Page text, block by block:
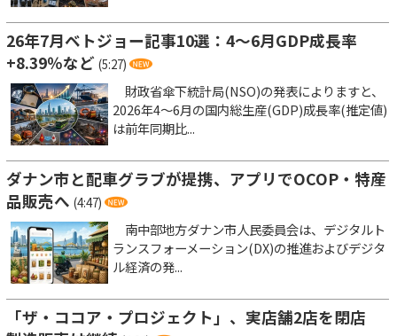
26年7月ベトジョー記事10選：4～6月GDP成長率
+8.39％など (5:27)
財政省傘下統計局(NSO)の発表によりますと、
2026年4～6月の国内総生産(GDP)成長率(推定値)
は前年同期比...
ダナン市と配車グラブが提携、アプリでOCOP・特産
品販売へ (4:47)
南中部地方ダナン市人民委員会は、デジタルト
ランスフォーメーション(DX)の推進およびデジタ
ル経済の発...
「ザ・ココア・プロジェクト」、実店舗2店を閉店